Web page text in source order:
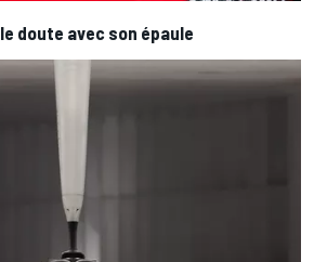
doute avec son épaule